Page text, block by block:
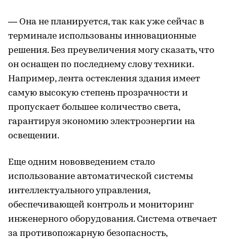
— Она не планируется, так как уже сейчас в
терминале использованы инновационные
решения. Без преувеличения могу сказать, что
он оснащен по последнему слову техники.
Например, лента остекления здания имеет
самую высокую степень прозрачности и
пропускает большее количество света,
гарантируя экономию электроэнергии на
освещении.
Еще одним нововведением стало
использование автоматической системы
интеллектуального управления,
обеспечивающей контроль и мониторинг
инженерного оборудования. Система отвечает
за противопожарную безопасность,